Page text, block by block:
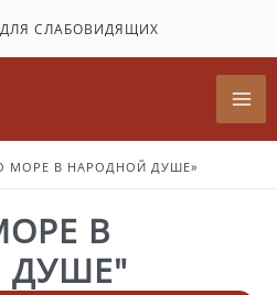
СЛАБОВИДЯЩИХ
МОРЕ В НАРОДНОЙ ДУШЕ»
В
ДУШЕ"